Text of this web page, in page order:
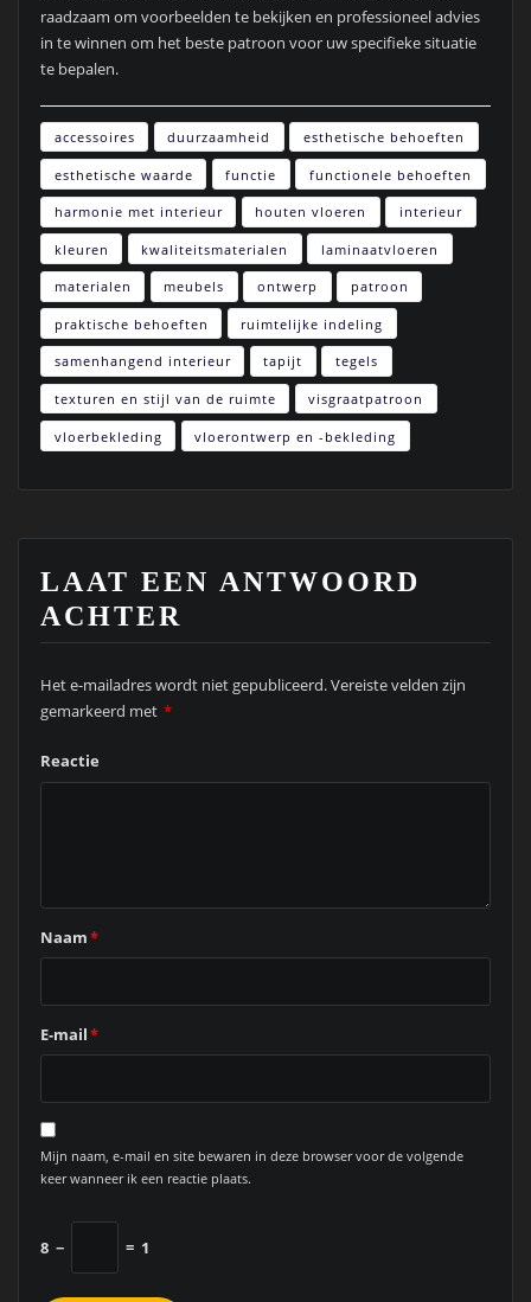
raadzaam om voorbeelden te bekijken en professioneel advies
in te winnen om het beste patroon voor uw specifieke situatie
te bepalen.
accessoires duurzaamheid esthetische behoeften
esthetische waarde functie functionele behoeften
harmonie met interieur houten vloeren interieur
kleuren kwaliteitsmaterialen laminaatvloeren
materialen meubels ontwerp patroon
praktische behoeften ruimtelijke indeling
samenhangend interieur tapijt tegels
texturen en stijl van de ruimte visgraatpatroon
vloerbekleding vloerontwerp en -bekleding
LAAT EEN ANTWOORD
ACHTER
Het e-mailadres wordt niet gepubliceerd.Vereiste velden zijn
gemarkeerd met *
Reactie
Naam*
E-mail*
Mijn naam, e-mail en site bewaren in deze browser voor de volgende
keer wanneer ik een reactie plaats.
8 − = 1